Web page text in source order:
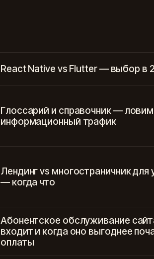
React Native vs Flutter — выбор в
Глоссарий и справочник — ловим
информационный трафик
Лендинг vs многостраничник для
— когда что
Абонентское обслуживание
входит и когда оно выгоднее
оплаты